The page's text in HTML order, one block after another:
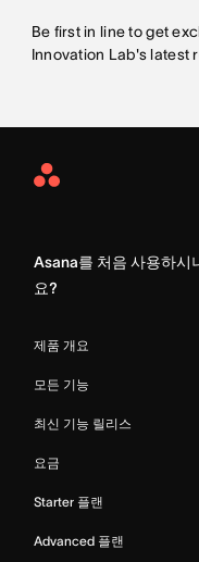
Be first in line to get
Innovation Lab's latest
Asana
Asana를 처음 사용하시
요?
제품 개요
모든 기능
최신 기능 릴리스
요금
Starter 플랜
Advanced 플랜